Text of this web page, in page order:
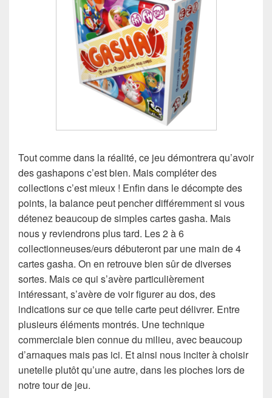
Tout comme dans la réalité, ce jeu démontrera qu’avoir
des gashapons c’est bien. Mais compléter des
collections c’est mieux ! Enfin dans le décompte des
points, la balance peut pencher différemment si vous
détenez beaucoup de simples cartes gasha. Mais
nous y reviendrons plus tard. Les 2 à 6
collectionneuses/eurs débuteront par une main de 4
cartes gasha. On en retrouve bien sûr de diverses
sortes. Mais ce qui s’avère particulièrement
intéressant, s’avère de voir figurer au dos, des
indications sur ce que telle carte peut délivrer. Entre
plusieurs éléments montrés. Une technique
commerciale bien connue du milieu, avec beaucoup
d’arnaques mais pas ici. Et ainsi nous inciter à choisir
unetelle plutôt qu’une autre, dans les pioches lors de
notre tour de jeu.